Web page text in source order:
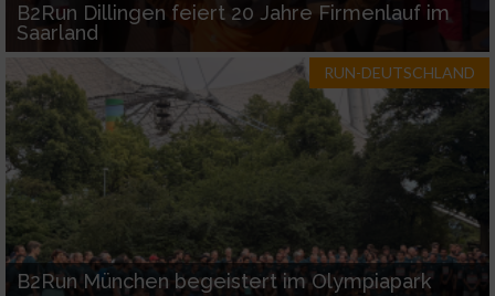
B2Run Dillingen feiert 20 Jahre Firmenlauf im
Saarland
RUN-DEUTSCHLAND
B2Run München begeistert im Olympiapark